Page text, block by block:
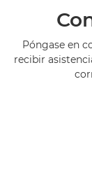
Póngase en
recibir